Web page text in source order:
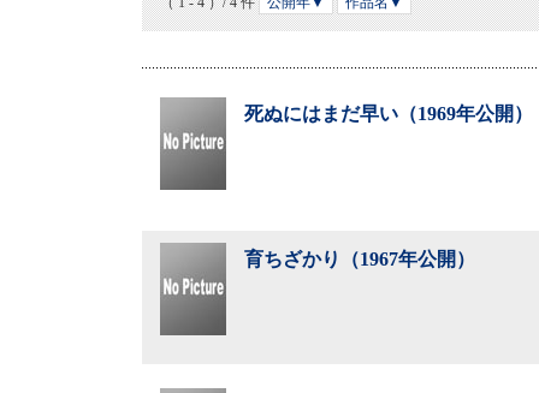
死ぬにはまだ早い（1969年公開）
育ちざかり（1967年公開）